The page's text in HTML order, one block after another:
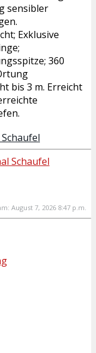
sensibler
Exklusive
360
bis 3 m. Erreicht
August 7, 2026 8:47 p.m.